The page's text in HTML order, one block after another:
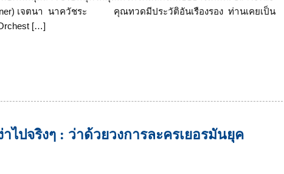
เจตนา นาควัชระ คุณทวดมีประวัติอันเรืองรอง ท่านเคยเป็น
[…]
าไปจริงๆ : ว่าด้วยวงการละครเยอรมันยุค